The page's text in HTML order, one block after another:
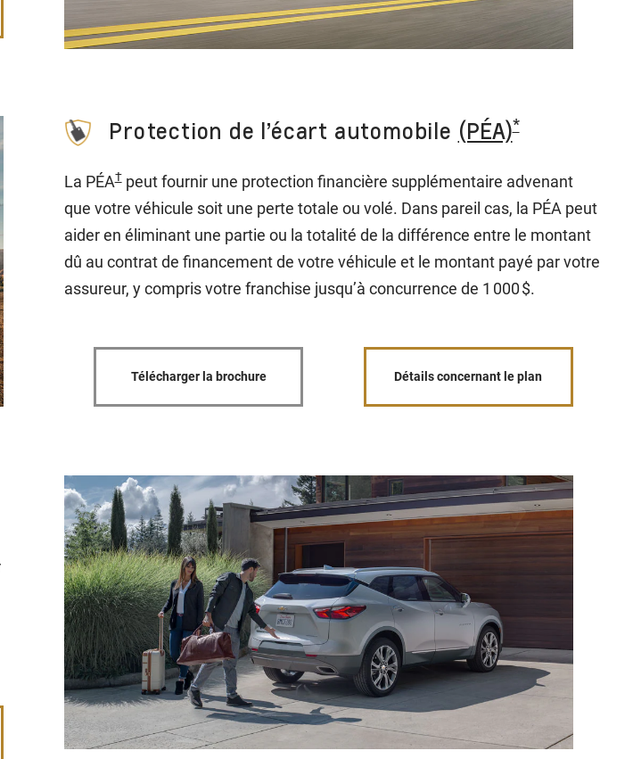
Protection de l’écart automobile (PÉA)*
La PÉA†peut fournir une protection financière supplémentaire advenant
que votre véhicule soit une perte totale ou volé. Dans pareil cas, la PÉA peut
aider en éliminant une partie ou la totalité de la différence entre le montant
dû au contrat de financement de votre véhicule et le montant payé par votre
assureur, y compris votre franchise jusqu’à concurrence de 1 000 $.
Télécharger la brochure Détails concernant le plan